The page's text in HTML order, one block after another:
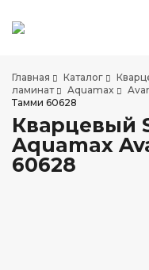
АКЦИИ И СКИДКИ
О КОМПАНИИ
НАШИ МАГАЗИНЫ
ДОСТАВКА И ОПЛАТА
Главная Каталог
ламинат
Aquamax
Тамми 60628
Кварцевый
Aquamax
60628